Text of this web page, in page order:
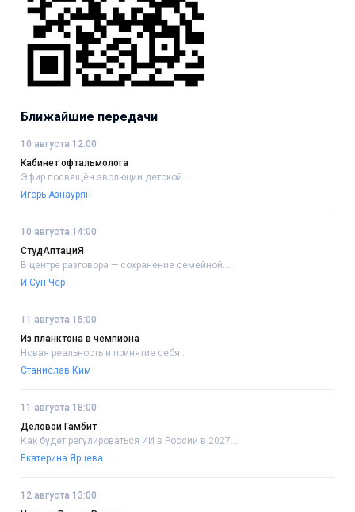
Ближайшие передачи
10 августа 12:00
Кабинет офтальмолога
Эфир посвящён эволюции детской....
Игорь Азнаурян
10 августа 14:00
СтудАптациЯ
В центре разговора — сохранение семейной....
И Сун Чер
11 августа 15:00
Из планктона в чемпиона
Новая реальность и принятие себя..
Станислав Ким
11 августа 18:00
Деловой Гамбит
Как будет регулироваться ИИ в России в 2027....
Екатерина Ярцева
12 августа 13:00